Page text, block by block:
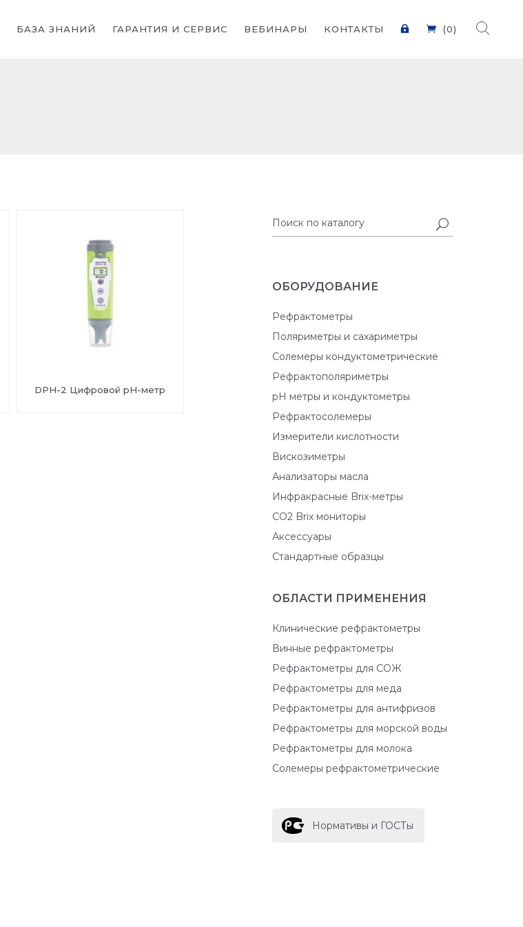
БАЗА ЗНАНИЙ ГАРАНТИЯ И СЕРВИС ВЕБИНАРЫ КОНТАКТЫ (0)
DPH-2 Цифровой рН-метр
ОБОРУДОВАНИЕ
Рефрактометры
Поляриметры и сахариметры
Солемеры кондуктометрические
Рефрактополяриметры
pH метры и кондуктометры
Рефрактосолемеры
Измерители кислотности
Вискозиметры
Анализаторы масла
Инфракрасные Brix-метры
CO2 Brix мониторы
Аксессуары
Стандартные образцы
ОБЛАСТИ ПРИМЕНЕНИЯ
Клинические рефрактометры
Винные рефрактометры
Рефрактометры для СОЖ
Рефрактометры для меда
Рефрактометры для антифризов
Рефрактометры для морской воды
Рефрактометры для молока
Солемеры рефрактометрические
Нормативы и ГОСТы